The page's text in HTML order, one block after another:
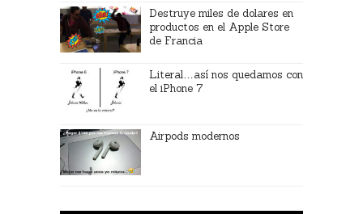
Destruye miles de dolares en
productos en el Apple Store
de Francia
Literal…así nos quedamos con
el iPhone 7
Airpods modernos